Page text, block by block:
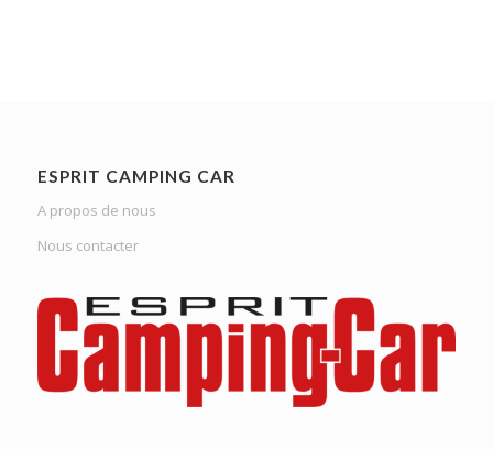
ESPRIT CAMPING CAR
A propos de nous
Nous contacter